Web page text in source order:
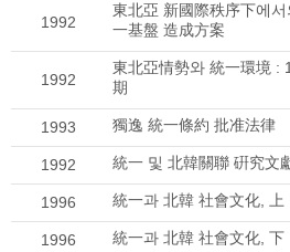
1992
東北亞 新國際秩序下에
一基盤 造成方案
1992
東北亞情勢와 統一環境 :
期
1993 獨逸 統一條約 批准法律
1992 統一 및 北韓關聯 硏究文
1996 統一과 北韓 社會文化, 上
1996 統一과 北韓 社會文化, 下